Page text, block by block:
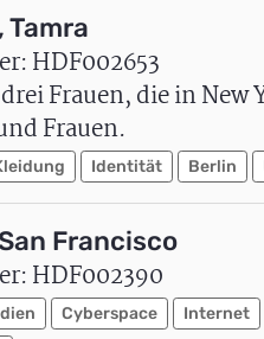
Tamra
HDF002653
Frauen, die in
Frauen.
Identität Berlin
Francisco
HDF002390
Cyberspace Internet